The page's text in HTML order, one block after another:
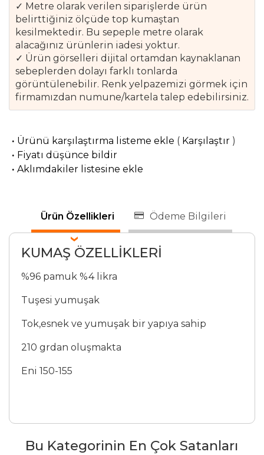
✓ Metre olarak verilen siparişlerde ürün
belirttiğiniz ölçüde top kumaştan
kesilmektedir. Bu sepeple metre olarak
alacağınız ürünlerin iadesi yoktur.
✓ Ürün görselleri dijital ortamdan kaynaklanan
sebeplerden dolayı farklı tonlarda
görüntülenebilir. Renk yelpazemizi görmek için
firmamızdan numune/kartela talep edebilirsiniz.
· Ürünü karşılaştırma listeme ekle ( Karşılaştır)
· Fiyatı düşünce bildir
· Aklımdakiler listesine ekle
Ürün Özellikleri Ödeme Bilgileri
KUMAŞ ÖZELLİKLERİ
%96 pamuk %4 likra
Tuşesi yumuşak
Tok,esnek ve yumuşak bir yapıya sahip
210 grdan oluşmakta
Eni 150-155
Bu Kategorinin En Çok Satanları